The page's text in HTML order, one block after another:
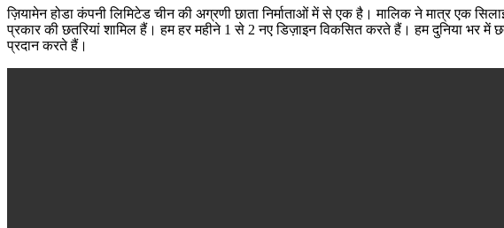
ज़ियामेन होडा कंपनी लिमिटेड चीन की अग्रणी छाता निर्माताओं में से एक है। मालिक ने मात्र एक
प्रकार की छतरियां शामिल हैं। हम हर महीने 1 से 2 नए डिज़ाइन विकसित करते हैं। हम दुनिया भर में
प्रदान करते हैं।